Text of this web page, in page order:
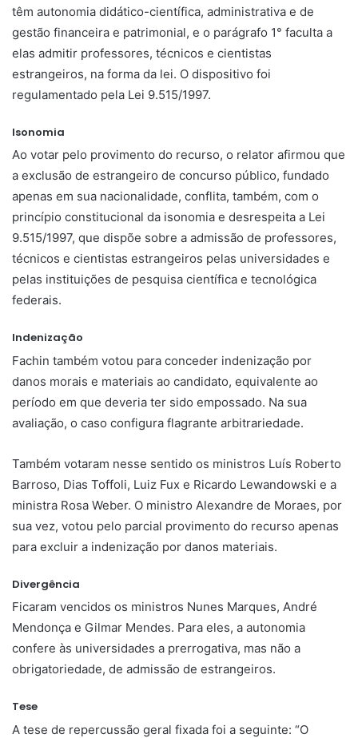
têm autonomia didático-científica, administrativa e de
gestão financeira e patrimonial, e o parágrafo 1° faculta a
elas admitir professores, técnicos e cientistas
estrangeiros, na forma da lei. O dispositivo foi
regulamentado pela Lei 9.515/1997.
Isonomia
Ao votar pelo provimento do recurso, o relator afirmou que
a exclusão de estrangeiro de concurso público, fundado
apenas em sua nacionalidade, conflita, também, com o
princípio constitucional da isonomia e desrespeita a Lei
9.515/1997, que dispõe sobre a admissão de professores,
técnicos e cientistas estrangeiros pelas universidades e
pelas instituições de pesquisa científica e tecnológica
federais.
Indenização
Fachin também votou para conceder indenização por
danos morais e materiais ao candidato, equivalente ao
período em que deveria ter sido empossado. Na sua
avaliação, o caso configura flagrante arbitrariedade.
Também votaram nesse sentido os ministros Luís Roberto
Barroso, Dias Toffoli, Luiz Fux e Ricardo Lewandowski e a
ministra Rosa Weber. O ministro Alexandre de Moraes, por
sua vez, votou pelo parcial provimento do recurso apenas
para excluir a indenização por danos materiais.
Divergência
Ficaram vencidos os ministros Nunes Marques, André
Mendonça e Gilmar Mendes. Para eles, a autonomia
confere às universidades a prerrogativa, mas não a
obrigatoriedade, de admissão de estrangeiros.
Tese
A tese de repercussão geral fixada foi a seguinte: “O